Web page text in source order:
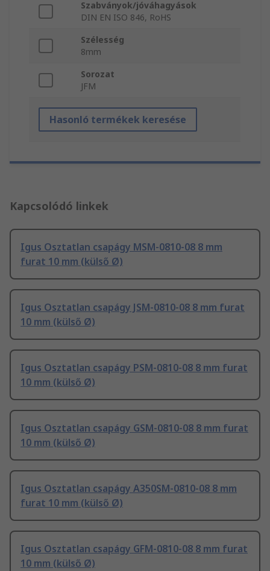
Szabványok/jóváhagyások
DIN EN ISO 846, RoHS
Szélesség
8mm
Sorozat
JFM
Hasonló termékek keresése
Kapcsolódó linkek
Igus Osztatlan csapágy MSM-0810-08 8 mm
furat 10 mm (külső Ø)
Igus Osztatlan csapágy JSM-0810-08 8 mm furat
10 mm (külső Ø)
Igus Osztatlan csapágy PSM-0810-08 8 mm furat
10 mm (külső Ø)
Igus Osztatlan csapágy GSM-0810-08 8 mm furat
10 mm (külső Ø)
Igus Osztatlan csapágy A350SM-0810-08 8 mm
furat 10 mm (külső Ø)
Igus Osztatlan csapágy GFM-0810-08 8 mm furat
10 mm (külső Ø)